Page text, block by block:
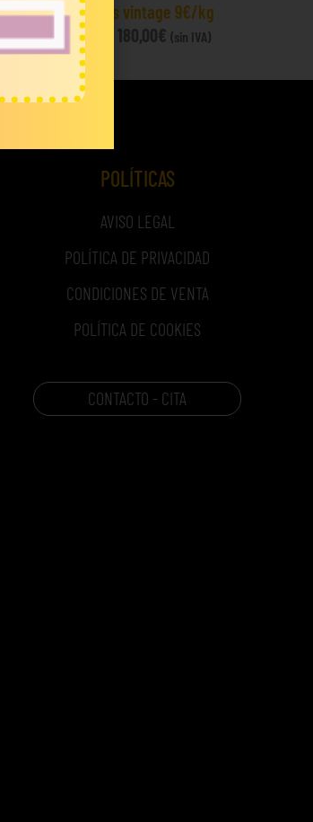
Mix faldas vintage 9€/kg
45,00
180,00€ (sin IVA)
POLÍTICAS
AVISO LEGAL
POLÍTICA DE PRIVACIDAD
CONDICIONES DE VENTA
POLÍTICA DE COOKIES
CONTACTO - CITA